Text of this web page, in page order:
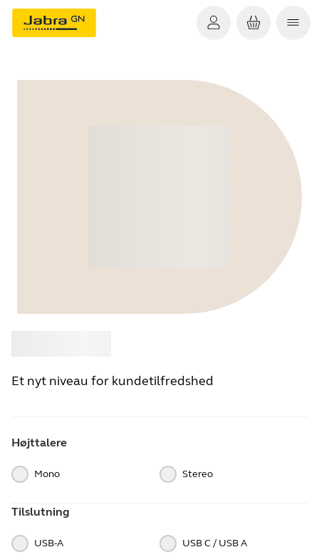
Et nyt niveau for kundetilfredshed
Højttalere
Mono Stereo
Tilslutning
USB-A
USB C / USB A